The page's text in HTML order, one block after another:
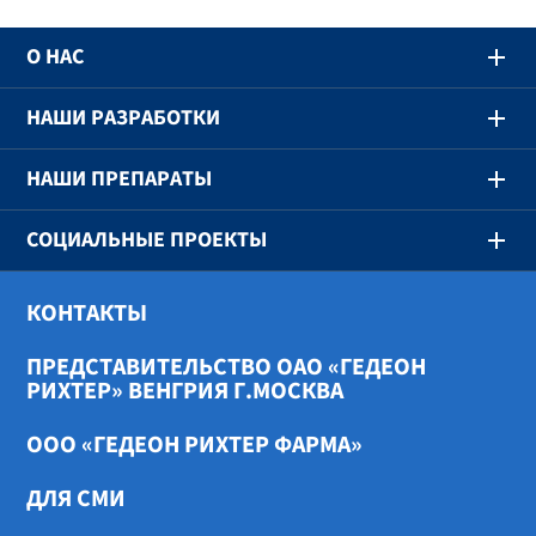
О НАС
НАШИ РАЗРАБОТКИ
НАШИ ПРЕПАРАТЫ
СОЦИАЛЬНЫЕ ПРОЕКТЫ
КОНТАКТЫ
ПРЕДСТАВИТЕЛЬСТВО ОАО «ГЕДЕОН
РИХТЕР» ВЕНГРИЯ Г.МОСКВА
ООО «ГЕДЕОН РИХТЕР ФАРМА»
ДЛЯ СМИ